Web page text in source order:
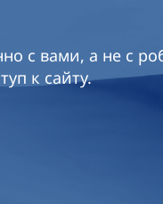
с вами, а не с
к сайту.